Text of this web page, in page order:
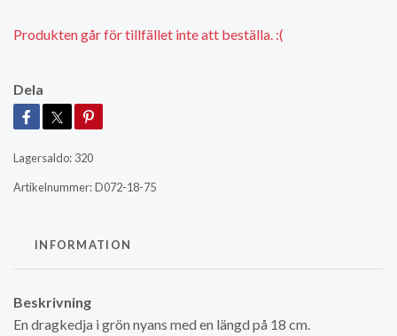
Produkten går för tillfället inte att beställa. :(
Dela
Lagersaldo: 320
Artikelnummer:D072-18-75
INFORMATION
Beskrivning
En dragkedja i grön nyans med en längd på 18 cm.